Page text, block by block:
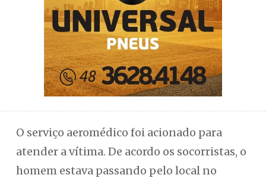
O serviço aeromédico foi acionado para
atender a vítima. De acordo os socorristas, o
homem estava passando pelo local no